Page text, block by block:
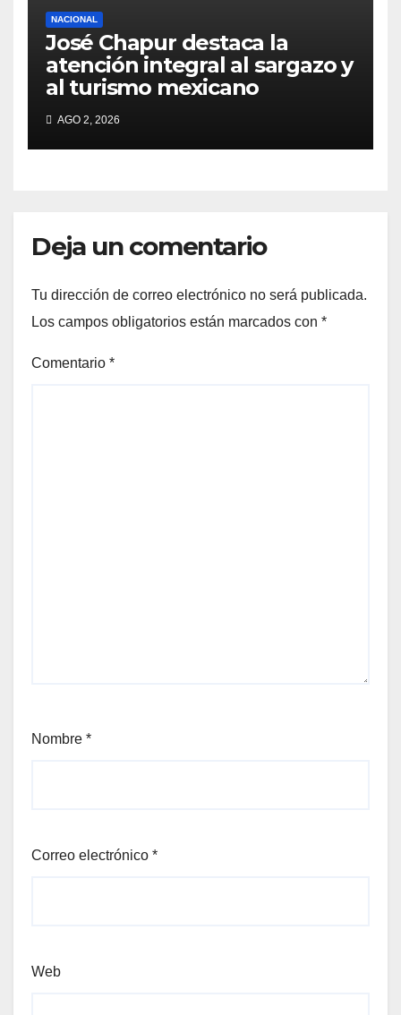
NACIONAL
José Chapur destaca la
atención integral al sargazo y
al turismo mexicano
AGO 2, 2026
Deja un comentario
Tu dirección de correo electrónico no será publicada.
Los campos obligatorios están marcados con *
Comentario *
Nombre *
Correo electrónico *
Web